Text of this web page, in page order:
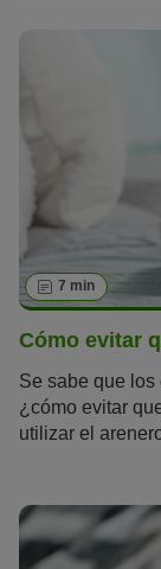
7 min
Cómo evitar
Se sabe que
¿cómo evitar
utilizar el